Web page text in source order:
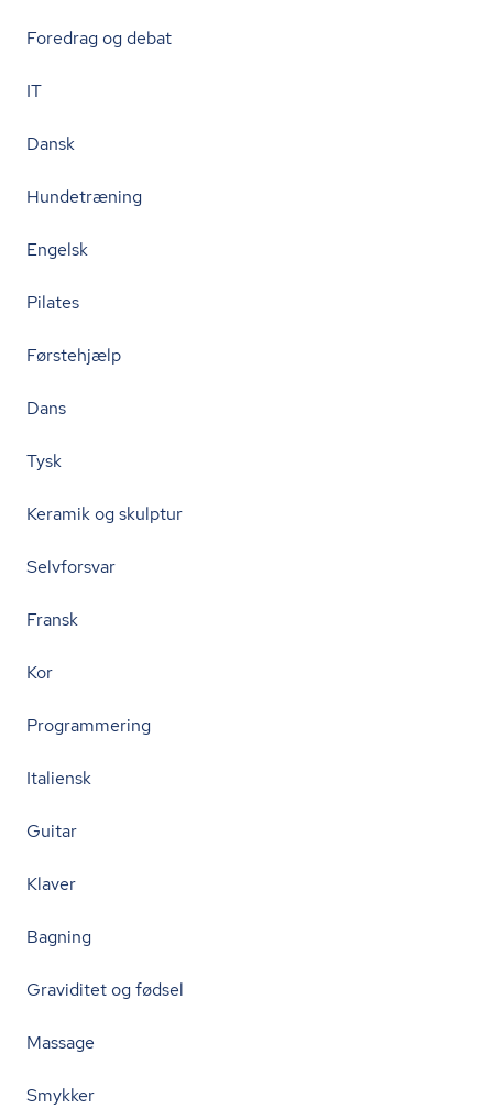
Foredrag og debat
IT
Dansk
Hundetræning
Engelsk
Pilates
Førstehjælp
Dans
Tysk
Keramik og skulptur
Selvforsvar
Fransk
Kor
Programmering
Italiensk
Guitar
Klaver
Bagning
Graviditet og fødsel
Massage
Smykker